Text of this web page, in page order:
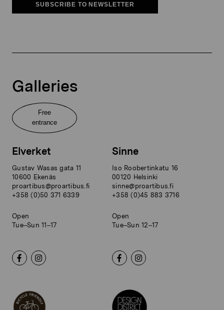
SUBSCRIBE TO NEWSLETTER
Galleries
Free
entrance
Elverket
Gustav Wasas gata 11
10600 Ekenäs
proartibus@proartibus.fi
+358 (0)50 371 6339
Open
Tue–Sun 11–17
Sinne
Iso Roobertinkatu 16
00120 Helsinki
sinne@proartibus.fi
+358 (0)45 883 3716
Open
Tue–Sun 12–17